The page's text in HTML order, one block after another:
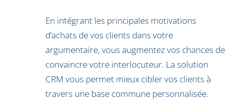
En intégrant les principales motivations
d’achats de vos clients dans votre
argumentaire, vous augmentez vos chances de
convaincre votre interlocuteur. La solution
CRM vous permet mieux cibler vos clients à
travers une base commune personnalisée.